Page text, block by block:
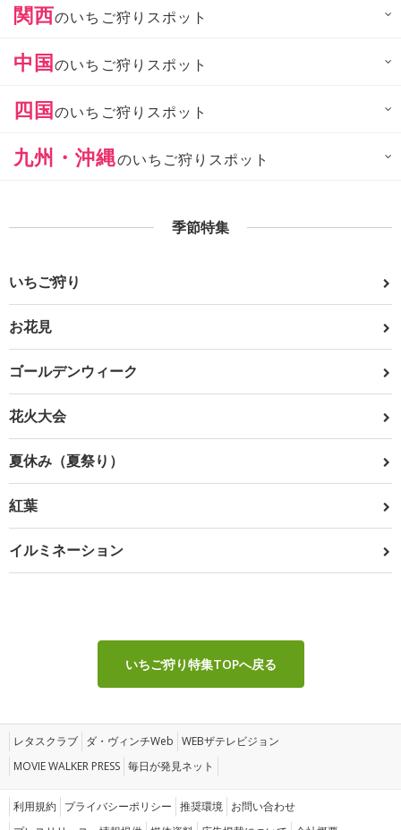
関西のいちご狩りスポット
中国のいちご狩りスポット
四国のいちご狩りスポット
九州・沖縄のいちご狩りスポット
季節特集
いちご狩り
お花見
ゴールデンウィーク
花火大会
夏休み（夏祭り）
紅葉
イルミネーション
いちご狩り特集TOPへ戻る
レタスクラブ ダ・ヴィンチWeb WEBザテレビジョン
MOVIE WALKER PRESS 毎日が発見ネット
利用規約 プライバシーポリシー 推奨環境 お問い合わせ